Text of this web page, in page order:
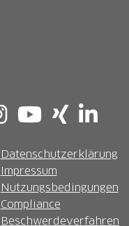
Datenschutzerklärung
Impressum
Nutzungsbedingungen
Compliance
Beschwerdeverfahren